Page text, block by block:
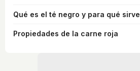
Qué es el té negro y para qué sirve
Propiedades de la carne roja